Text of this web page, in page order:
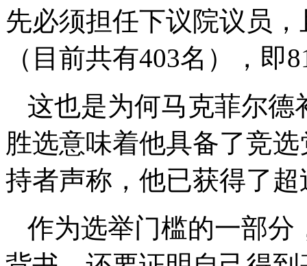
先必须担任下议院议员
（目前共有403名），即
这也是为何马克菲尔德
胜选意味着他具备了竞
持者声称，他已获得了
作为选举门槛的一部分